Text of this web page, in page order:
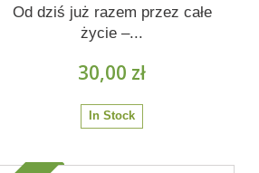
Od dziś już razem przez całe
życie –...
30,00 zł
In Stock